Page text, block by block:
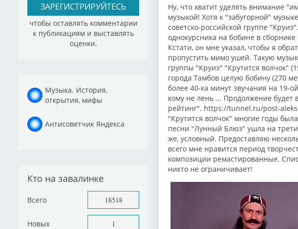
ЗАРЕГИСТРИРУЙТЕСЬ
чтобы оставлять комментарии
к публикациям и выставлять
оценки.
Музыка. История,
открытия, мифы
Антисоветчик Яндекса
Кто на завалинке
Всего 18518
Новых 1
Ну, что хватит уделять внимание
музыкой! Хотя к "забугорной"
советско-российской группе
однокурсника на бобине в
Кстати, он мне указал, чтобы я
пропустить мимо ушей. Такую
группы "Круиз" "Крутится волчок"
города Тамбов целую бобину (270
более 40-ка минут звучания на 19-
кому не лень ... Продолжение
рейтинг". https://tunnel.ru/post-
"Крутится волчок" многие годы
песни "Лунный Блюз" ушла на
же, условный. Предоставляю
всего мне нравится период
композиции ремастированные.
никто не ограничивает!